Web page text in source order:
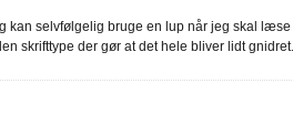
kan selvfølgelig bruge en lup når jeg skal læse
skrifttype der gør at det hele bliver lidt gnidret.